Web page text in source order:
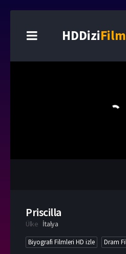
HDDizi
Priscilla
Ülke İtalya
Biyografi Filmleri HD izle Dram